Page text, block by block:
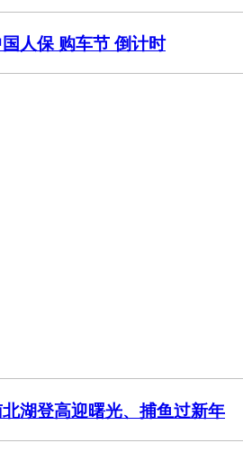
人保 购车节 倒计时
湖登高迎曙光、捕鱼过新年